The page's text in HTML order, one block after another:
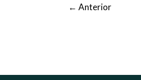
←Anterior